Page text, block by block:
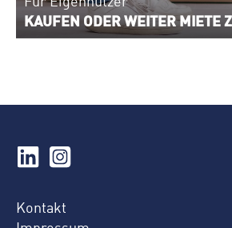
KAUFEN ODER WEITER MIETE
Kontakt